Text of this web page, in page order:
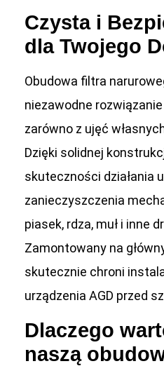
Czysta i
dla Twojego
Obudowa filtra
niezawodne
zarówno z ujęć
Dzięki solidnej
skuteczności działania
zanieczyszczenia
piasek, rdza, muł i inne
Zamontowany na
skutecznie chroni
urządzenia AGD przed
Dlaczego
naszą